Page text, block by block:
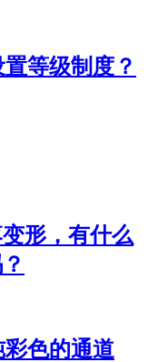
等级制度？
形，有什么
彩色的通道